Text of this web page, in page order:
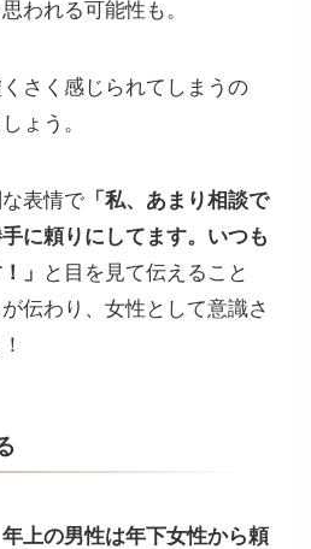
われる可能性も。
さく感じられてしまうの
ょう。
表情で 「私、あまり相談で
に頼りにしてます。いつも
」
と目を見て伝えること
伝わり、女性として意識さ
年上の男性は年下女性から頼